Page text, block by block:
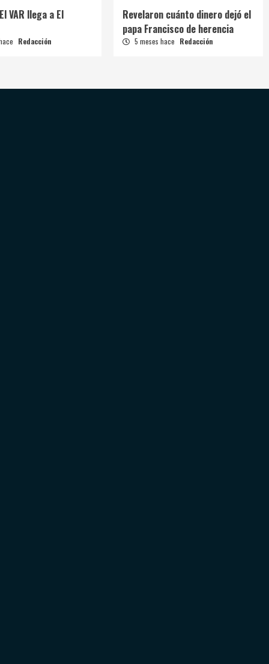
VAR llega a El
Redacción
Revelaron cuánto dinero dejó el
papa Francisco de herencia
5 meses hace Redacción